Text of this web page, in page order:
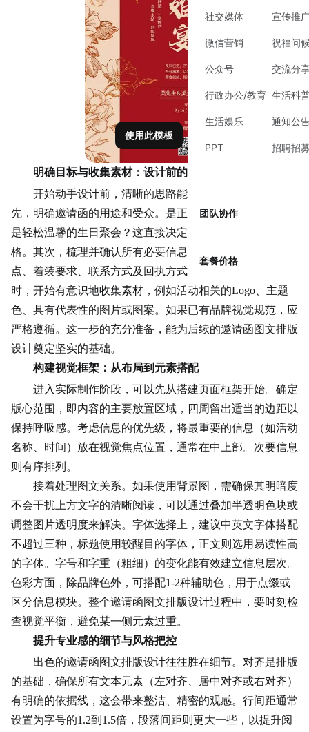
社交媒体
微信营销
公众号
行政办公/教育
生活娱乐
PPT
宣传推
祝福问
交流分
生活科
通知公
招聘招
团队协作
套餐价格
使用此模板
明确目标与收集素材：设计前的必要准备
开始动手设计前，清晰的思路能避免后续反复修改。首
先，明确邀请函的用途和受众。是正式隆重的商务晚宴，还
是轻松温馨的生日聚会？这直接决定了设计的基调和语言风
格。其次，梳理并确认所有必要信息：活动主题、时间、地
点、着装要求、 联系方式及回执方式等，确保无一遗漏。同
时，开始有意识地收集素材，例如活动相关的Logo、主题
色、具有代表性的图片或图案。如果已有品牌视觉规范，应
严格遵循。这一步的充分准备，能为后续的邀请函图文排版
设计奠定坚实的基础。
构建视觉框架：从布局到元素搭配
进入实际制作阶段，可以先从搭建页面框架开始。确定
版心范围，即内容的主要放置区域，四周留出适当的边距以
保持呼吸感。考虑信息的优先级，将最重要的信息（如活动
名称、时间）放在视觉焦点位置，通常在中上部。次要信息
则有序排列。
接着处理图文关系。如果使用背景图，需确保其明暗度
不会干扰上方文字的清晰阅读，可以通过叠加半透明色块或
调整图片透明度来解决。字体选择上，建议中英文字体搭配
不超过三种，标题使用较醒目的字体，正文则选用易读性高
的字体。字号和字重（粗细）的变化能有效建立信息层次。
色彩方面，除品牌色外，可搭配1-2种辅助色，用于点缀或
区分信息模块。整个邀请函图文排版设计过程中，要时刻检
查视觉平衡，避免某一侧元素过重。
提升专业感的细节与风格把控
出色的邀请函图文排版设计往往胜在细节。对齐是排版
的基础，确保所有文本元素（左对齐、居中对齐或右对齐）
有明确的依据线，这会带来整洁、精密的观感。行间距通常
设置为字号的1.2到1.5倍，段落间距则更大一些，以提升阅